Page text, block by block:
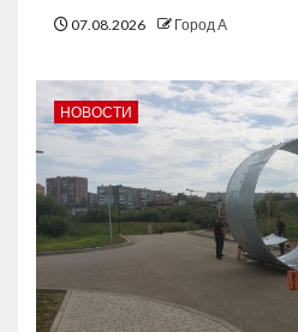
07.08.2026 Город А
НОВОСТИ